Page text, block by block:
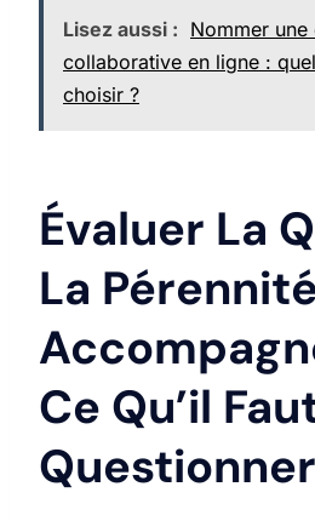
Lisez aussi : Nommer
collaborative en ligne :
choisir ?
Évaluer La
La
Ce Qu’il
Questionner